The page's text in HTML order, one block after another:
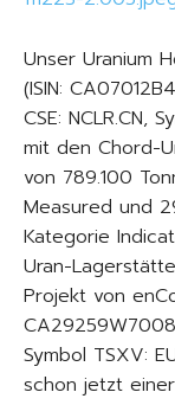
Unser Uranium
(ISIN:
CSE: NCLR.CN,
mit den Chord-
von 789.100
Measured und
Kategorie
Uran-
Projekt von
Symbol TSXV:
schon jetzt